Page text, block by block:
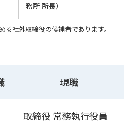
務所 所長）
る社外取締役の候補者であります。
現職
取締役 常務執行役員